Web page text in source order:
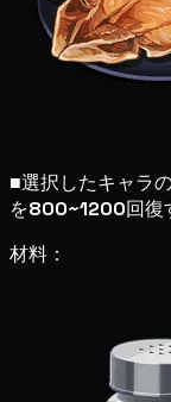
■選択したキャラ
を800~1200回復
材料：